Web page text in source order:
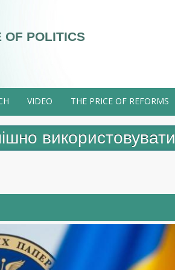
OF POLITICS
VIDEO THE PRICE OF REFORMS
використовувати